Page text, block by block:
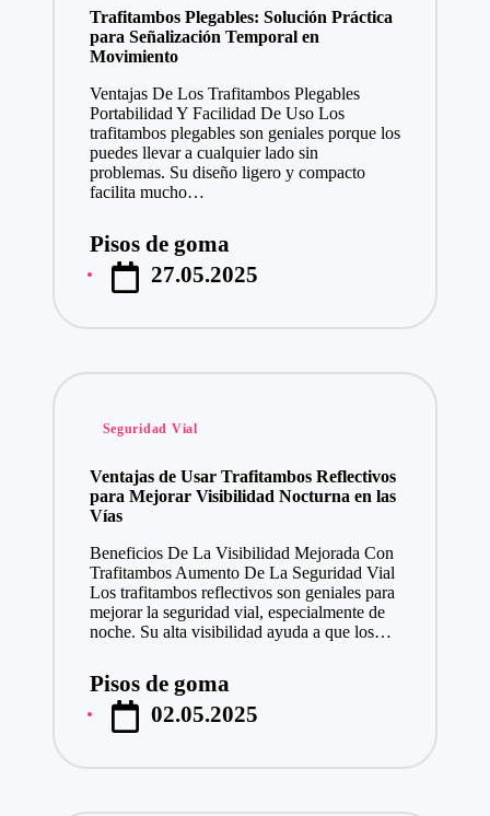
Trafitambos Plegables: Solución Práctica
para Señalización Temporal en
Movimiento
Ventajas De Los Trafitambos Plegables
Portabilidad Y Facilidad De Uso Los
trafitambos plegables son geniales porque los
puedes llevar a cualquier lado sin
problemas. Su diseño ligero y compacto
facilita mucho…
Publicado
por
Pisos de goma
27.05.2025
Publicado
Seguridad Vial
Ventajas de Usar Trafitambos Reflectivos
para Mejorar Visibilidad Nocturna en las
Vías
Beneficios De La Visibilidad Mejorada Con
Trafitambos Aumento De La Seguridad Vial
Los trafitambos reflectivos son geniales para
mejorar la seguridad vial, especialmente de
noche. Su alta visibilidad ayuda a que los…
Publicado
por
Pisos de goma
02.05.2025